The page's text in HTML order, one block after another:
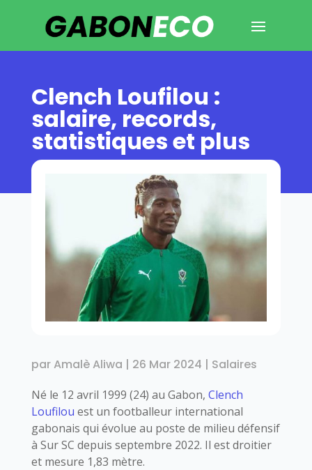
Clench Loufilou :
salaire, records,
statistiques et plus
parAmalè Aliwa | 26 Mar 2024 | Salaires
Né le 12 avril 1999 (24) au Gabon, Clench
Loufilou est un footballeur international
gabonais qui évolue au poste de milieu défensif
à Sur SC depuis septembre 2022. Il est droitier
et mesure 1,83 mètre.